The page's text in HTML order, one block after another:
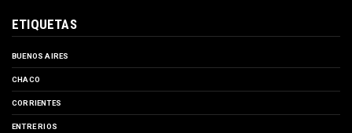
ETIQUETAS
BUENOS AIRES
CHACO
CORRIENTES
ENTRE RIOS